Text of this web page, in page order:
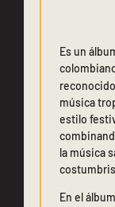
Es un
música
estilo
la música
En el